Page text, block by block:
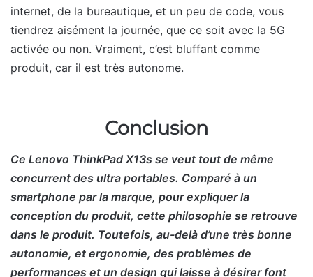
internet, de la bureautique, et un peu de code, vous
tiendrez aisément la journée, que ce soit avec la 5G
activée ou non. Vraiment, c’est bluffant comme
produit, car il est très autonome.
Conclusion
Ce Lenovo ThinkPad X13s se veut tout de même
concurrent des ultra portables. Comparé à un
smartphone par la marque, pour expliquer la
conception du produit, cette philosophie se retrouve
dans le produit. Toutefois, au-delà d’une très bonne
autonomie, et ergonomie, des problèmes de
performances et un design qui laisse à désirer font